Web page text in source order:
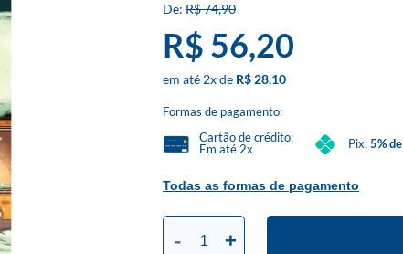
R$ 74,90
R$ 56,20
2x R$ 28,10
Formas de pagamento:
Todas as formas de pagamento
Cartão de crédito:
Em até 2x
Pix:5%
- +